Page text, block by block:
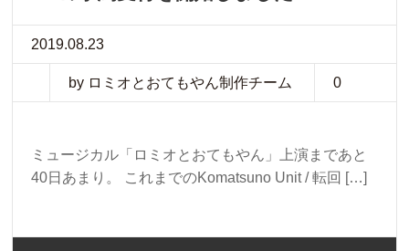
2019.08.23
by ロミオとおてもやん制作チーム 0
ミュージカル「ロミオとおてもやん」上演まであと
40日あまり。 これまでのKomatsuno Unit / 転回 […]